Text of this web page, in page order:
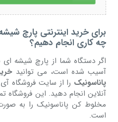
برای خرید اینترنتی پارچ
چه کاری انجام دهیم؟
اگر دستگاه شما از پارچ شیشه ای
آسیب شده است، می توانید
پاناسونیک را از سایت فروشگاه
آنلاین انجام دهید. این فروشگاه
مخلوط کن پاناسونیک را به
است.